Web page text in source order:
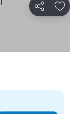
Partilhar